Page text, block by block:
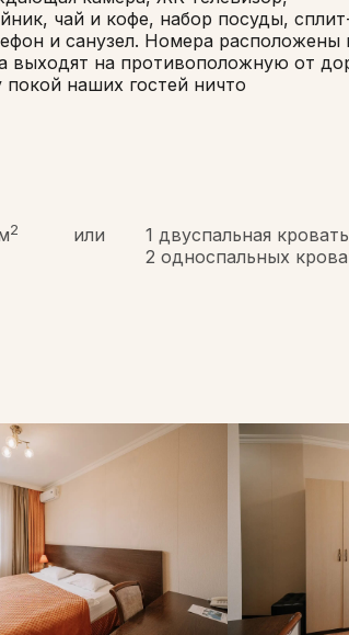
чай и кофе, набор посуды,
и санузел. Номера расположены
выходят на противоположную от
наших гостей ничто
2
1 двуспальная
2 односпальных
или